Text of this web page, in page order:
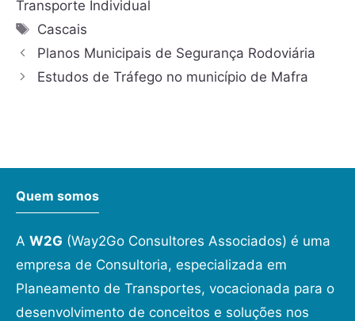
Transporte Individual
Cascais
Planos Municipais de Segurança Rodoviária
Estudos de Tráfego no município de Mafra
Quem somos
A W2G (Way2Go Consultores Associados) é uma
empresa de Consultoria, especializada em
Planeamento de Transportes, vocacionada para o
desenvolvimento de conceitos e soluções nos